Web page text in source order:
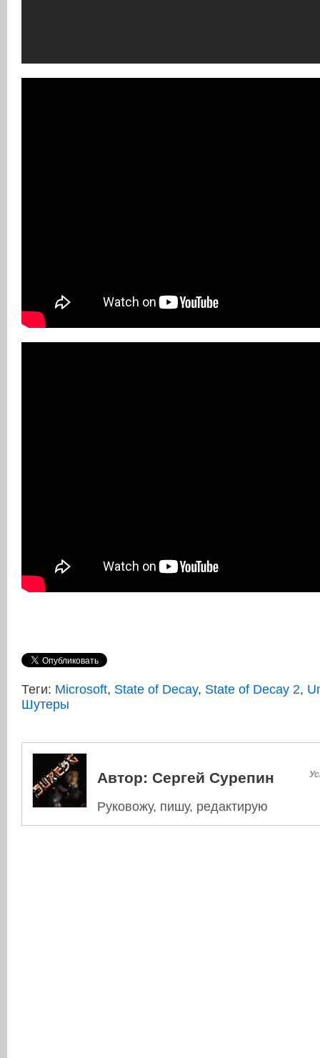
Теги: Microsoft, State of Decay, State of Decay 2,
Шутеры
Автор: Сергей Сурепин
Руковожу, пишу, редактирую